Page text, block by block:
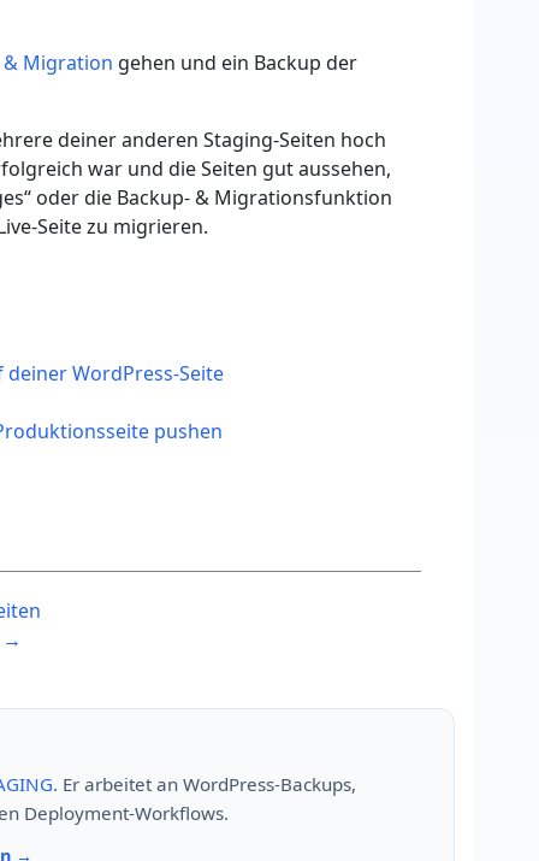
& Migration gehen und ein Backup der
deiner anderen Staging-Seiten hoch
war und die Seiten gut aussehen,
oder die Backup- & Migrationsfunktion
Seite zu migrieren.
WordPress-Seite
pushen
→
. Er arbeitet an WordPress-Backups,
Deployment-Workflows.